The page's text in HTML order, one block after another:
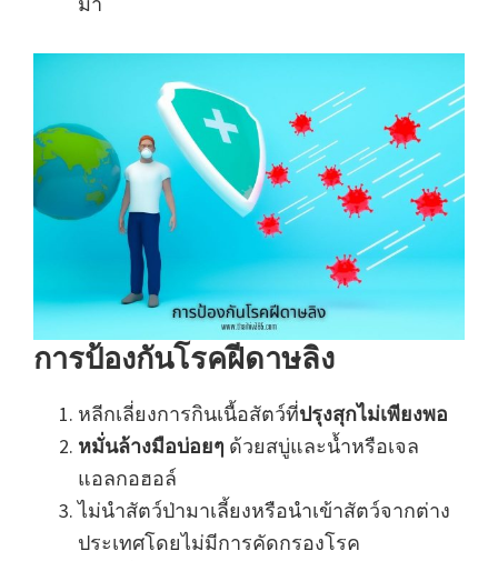
การป้องกันโรคฝีดาษลิง
หลีกเลี่ยงการกินเนื้อสัตว์ที่ปรุงสุกไม่เพียงพอ
หมั่นล้างมือบ่อยๆ ด้วยสบู่และน้ำหรือเจล
แอลกอฮอล์
ไม่นำสัตว์ป่ามาเลี้ยงหรือนำเข้าสัตว์จากต่าง
ประเทศโดยไม่มีการคัดกรองโรค